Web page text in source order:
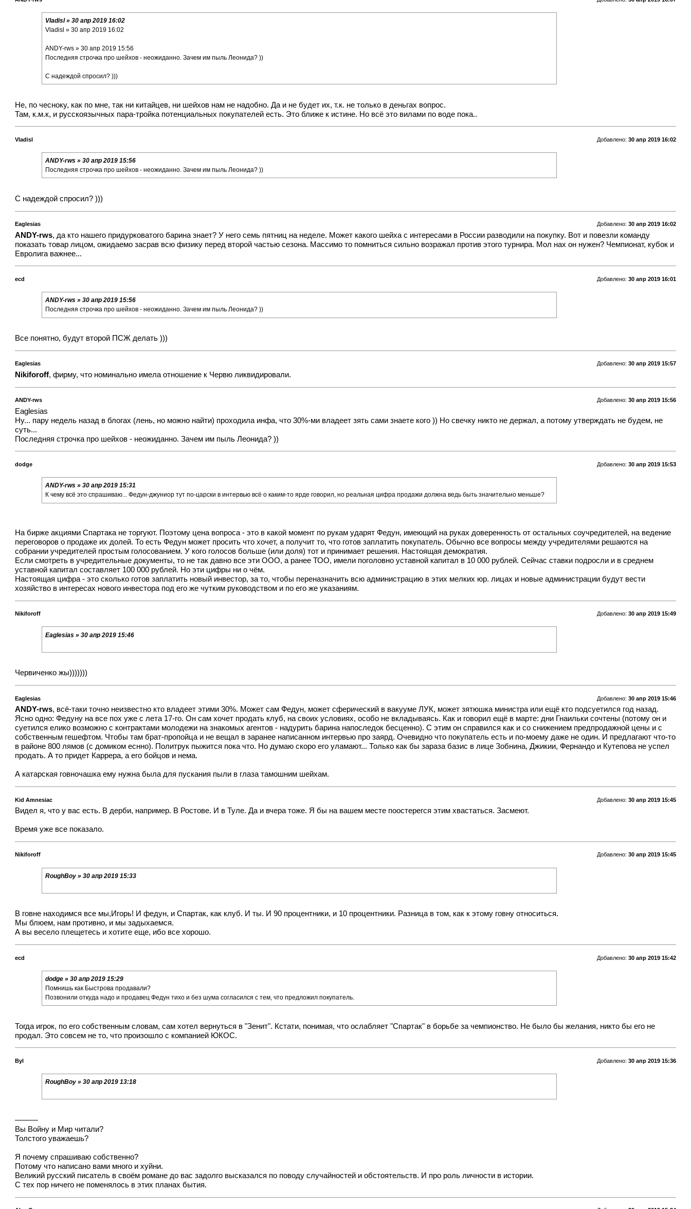
Vladisl » 30 апр 2019 16:02
Vladisl » 30 апр 2019 16:02
ANDY-rws » 30 апр 2019 15:56
Последняя строчка про шейхов - неожиданно. Зачем им пыль Леонида? ))
С надеждой спросил? )))
Не, по чесноку, как по мне, так ни китайцев, ни шейхов нам не надобно. Да и не будет их, т.к. не только в деньгах вопрос.
Там, к.м.к, и русскоязычных пара-тройка потенциальных покупателей есть. Это ближе к истине. Но всё это вилами по воде пока..
Добавлено: 30 апр 2019 16:02
Vladisl
ANDY-rws » 30 апр 2019 15:56
Последняя строчка про шейхов - неожиданно. Зачем им пыль Леонида? ))
С надеждой спросил? )))
Добавлено: 30 апр 2019 16:02
Eaglesias
ANDY-rws, да кто нашего придурковатого барина знает? У него семь пятниц на неделе. Может какого шейха с интересами в России разводили на покупку. Вот и повезли команду
показать товар лицом, ожидаемо засрав всю физику перед второй частью сезона. Массимо то помниться сильно возражал против этого турнира. Мол нах он нужен? Чемпионат, кубок и
Евролига важнее...
Добавлено: 30 апр 2019 16:01
ecd
ANDY-rws » 30 апр 2019 15:56
Последняя строчка про шейхов - неожиданно. Зачем им пыль Леонида? ))
Все понятно, будут второй ПСЖ делать )))
Добавлено: 30 апр 2019 15:57
Eaglesias
Nikiforoff, фирму, что номинально имела отношение к Червю ликвидировали.
Добавлено: 30 апр 2019 15:56
ANDY-rws
Eaglesias
Ну... пару недель назад в блогах (лень, но можно найти) проходила инфа, что 30%-ми владеет зять сами знаете кого )) Но свечку никто не держал, а потому утверждать не будем, не
суть...
Последняя строчка про шейхов - неожиданно. Зачем им пыль Леонида? ))
Добавлено: 30 апр 2019 15:53
dodge
ANDY-rws » 30 апр 2019 15:31
К чему всё это спрашиваю... Федун-джуниор тут по-царски в интервью всё о каким-то ярде говорил, но реальная цифра продажи должна ведь быть значительно меньше?
На бирже акциями Спартака не торгуют. Поэтому цена вопроса - это в какой момент по рукам ударят Федун, имеющий на руках доверенность от остальных соучредителей, на ведение
переговоров о продаже их долей. То есть Федун может просить что хочет, а получит то, что готов заплатить покупатель. Обычно все вопросы между учредителями решаются на
собрании учредителей простым голосованием. У кого голосов больше (или доля) тот и принимает решения. Настоящая демократия.
Если смотреть в учредительные документы, то не так давно все эти ООО, а ранее ТОО, имели поголовно уставной капитал в 10 000 рублей. Сейчас ставки подросли и в среднем
уставной капитал составляет 100 000 рублей. Но эти цифры ни о чём.
Настоящая цифра - это сколько готов заплатить новый инвестор, за то, чтобы переназначить всю администрацию в этих мелких юр. лицах и новые администрации будут вести
хозяйство в интересах нового инвестора под его же чутким руководством и по его же указаниям.
Добавлено: 30 апр 2019 15:49
Nikiforoff
Eaglesias » 30 апр 2019 15:46
Червиченко жы)))))))
Добавлено: 30 апр 2019 15:46
Eaglesias
ANDY-rws, всё-таки точно неизвестно кто владеет этими 30%. Может сам Федун, может сферический в вакууме ЛУК, может зятюшка министра или ещё кто подсуетился год назад.
Ясно одно: Федуну на все пох уже с лета 17-го. Он сам хочет продать клуб, на своих условиях, особо не вкладываясь. Как и говорил ещё в марте: дни Гнаильки сочтены (потому он и
суетился елико возможно с контрактами молодежи на знакомых агентов - надурить барина напоследок бесценно). С этим он справился как и со снижением предпродажной цены и с
собственным гешефтом. Чтобы там брат-пропойца и не вещал в заранее написанном интервью про заярд. Очевидно что покупатель есть и по-моему даже не один. И предлагают что-то
в районе 800 лямов (с домиком еснно). Политрук пыжится пока что. Но думаю скоро его уламают... Только как бы зараза базис в лице Зобнина, Джикии, Фернандо и Кутепова не успел
продать. А то придет Каррера, а его бойцов и нема.
А катарская говночашка ему нужна была для пускания пыли в глаза тамошним шейхам.
Добавлено: 30 апр 2019 15:45
Kid Amnesiac
Видел я, что у вас есть. В дерби, например. В Ростове. И в Туле. Да и вчера тоже. Я бы на вашем месте поостерегся этим хвастаться. Засмеют.
Время уже все показало.
Добавлено: 30 апр 2019 15:45
Nikiforoff
RoughBoy » 30 апр 2019 15:33
В говне находимся все мы,Игорь! И федун, и Спартак, как клуб. И ты. И 90 процентники, и 10 процентники. Разница в том, как к этому говну относиться.
Мы блюем, нам противно, и мы задыхаемся.
А вы весело плещетесь и хотите еще, ибо все хорошо.
Добавлено: 30 апр 2019 15:42
ecd
dodge » 30 апр 2019 15:29
Помнишь как Быстрова продавали?
Позвонили откуда надо и продавец Федун тихо и без шума согласился с тем, что предложил покупатель.
Тогда игрок, по его собственным словам, сам хотел вернуться в "Зенит". Кстати, понимая, что ослабляет "Спартак" в борьбе за чемпионство. Не было бы желания, никто бы его не
продал. Это совсем не то, что произошло с компанией ЮКОС.
Добавлено: 30 апр 2019 15:36
Byl
RoughBoy » 30 апр 2019 13:18
———
Вы Войну и Мир читали?
Толстого уважаешь?
Я почему спрашиваю собственно?
Потому что написано вами много и хуйни.
Великий русский писатель в своём романе до вас задолго высказался по поводу случайностей и обстоятельств. И про роль личности в истории.
С тех пор ничего не поменялось в этих планах бытия.